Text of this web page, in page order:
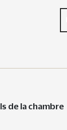
de la chambre